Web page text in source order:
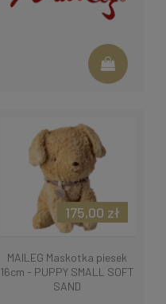
MAILEG Maskotka piesek
16cm - PUPPY SMALL SOFT
SAND
175,00 zł